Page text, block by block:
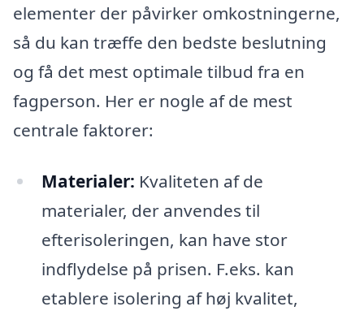
elementer der påvirker omkostningerne,
så du kan træffe den bedste beslutning
og få det mest optimale tilbud fra en
fagperson. Her er nogle af de mest
centrale faktorer:
Materialer: Kvaliteten af de
materialer, der anvendes til
efterisoleringen, kan have stor
indflydelse på prisen. F.eks. kan
etablere isolering af høj kvalitet,